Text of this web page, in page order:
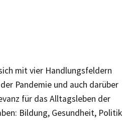
mit vier Handlungsfeldern
Pandemie und auch darüber
für das Alltagsleben der
Bildung, Gesundheit, Politik